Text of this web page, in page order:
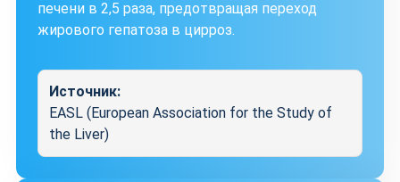
печени в 2,5 раза, предотвращая переход
жирового гепатоза в цирроз.
Источник:
EASL (European Association for the Study of
the Liver)